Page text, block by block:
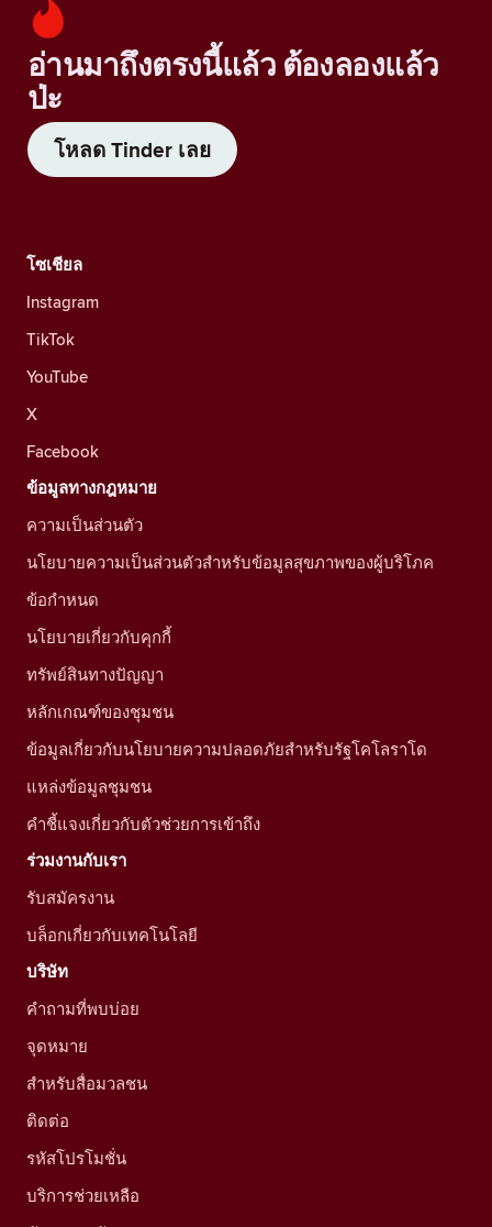
อ่านมาถึงตรงนี้แล้ว ต้องลองแล้ว
ป่ะ
โหลด Tinder เลย
โซเชียล
Instagram
TikTok
YouTube
X
Facebook
ข้อมูลทางกฎหมาย
ความเป็นส่วนตัว
นโยบายความเป็นส่วนตัวสำหรับข้อมูลสุขภาพของผู้บริโภค
ข้อกำหนด
นโยบายเกี่ยวกับคุกกี้
ทรัพย์สินทางปัญญา
หลักเกณฑ์ของชุมชน
ข้อมูลเกี่ยวกับนโยบายความปลอดภัยสำหรับรัฐโคโลราโด
แหล่งข้อมูลชุมชน
คำชี้แจงเกี่ยวกับตัวช่วยการเข้าถึง
ร่วมงานกับเรา
รับสมัครงาน
บล็อกเกี่ยวกับเทคโนโลยี
บริษัท
คำถามที่พบบ่อย
จุดหมาย
สำหรับสื่อมวลชน
ติดต่อ
รหัสโปรโมชั่น
บริการช่วยเหลือ